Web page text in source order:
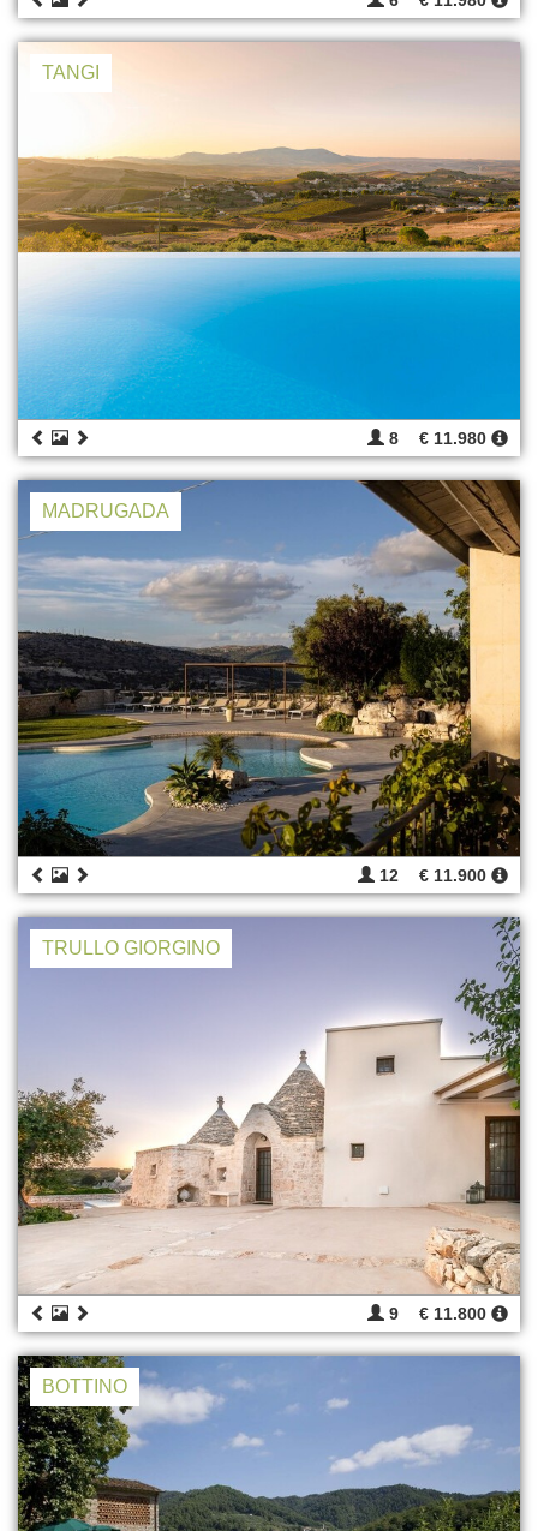
TANGI
8 € 11.980
MADRUGADA
12 € 11.900
TRULLO GIORGINO
9 € 11.800
BOTTINO